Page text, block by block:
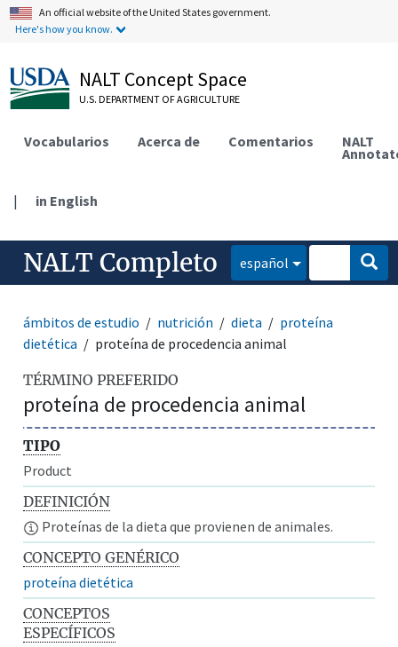
An official website of the United States government.
Here's how you know.
NALT Concept Space
U.S. DEPARTMENT OF AGRICULTURE
Vocabularios Acerca de Comentarios NALT
| in English
NALT Completo español
ámbitos de estudio nutrición dieta
proteína
dietética
proteína de procedencia animal
TÉRMINO PREFERIDO
proteína de procedencia animal
TIPO
Product
DEFINICIÓN
Proteínas de la dieta que provienen de animales.
CONCEPTO GENÉRICO
proteína dietética
CONCEPTOS
ESPECÍFICOS